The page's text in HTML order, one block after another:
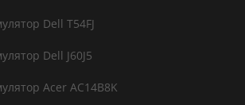
Dell T54FJ
Dell J60J5
Acer AC14B8K